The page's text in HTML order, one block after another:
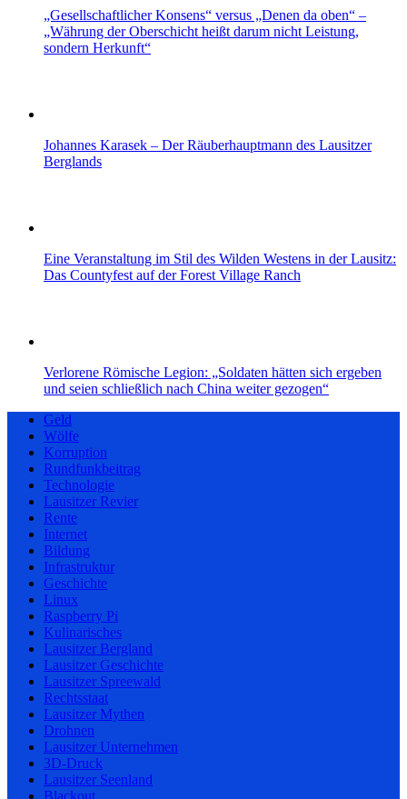
„Gesellschaftlicher Konsens“ versus „Denen da oben“ –
„Währung der Oberschicht heißt darum nicht Leistung,
sondern Herkunft“
Johannes Karasek – Der Räuberhauptmann des Lausitzer
Berglands
Eine Veranstaltung im Stil des Wilden Westens in der Lausitz:
Das Countyfest auf der Forest Village Ranch
Verlorene Römische Legion: „Soldaten hätten sich ergeben
und seien schließlich nach China weiter gezogen“
Geld
Wölfe
Korruption
Rundfunkbeitrag
Technologie
Lausitzer Revier
Rente
Internet
Bildung
Infrastruktur
Geschichte
Linux
Raspberry Pi
Kulinarisches
Lausitzer Bergland
Lausitzer Geschichte
Lausitzer Spreewald
Rechtsstaat
Lausitzer Mythen
Drohnen
Lausitzer Unternehmen
3D-Druck
Lausitzer Seenland
Blackout